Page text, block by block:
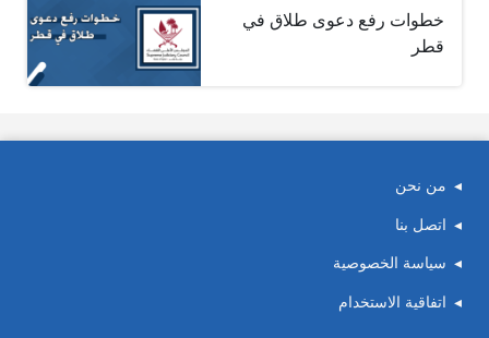
خطوات رفع دعوى طلاق في
قطر
من نحن
اتصل بنا
سياسة الخصوصية
اتفاقية الاستخدام